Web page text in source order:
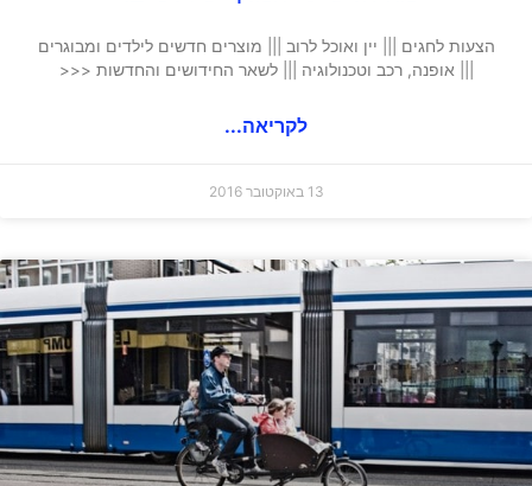
הצעות לחגים ||| יין ואוכל לרוב ||| מוצרים חדשים לילדים ומבוגרים
||| אופנה, רכב וטכנולוגיה ||| לשאר החידושים והחדשות <<<
לקריאה...
13 באוקטובר 2016